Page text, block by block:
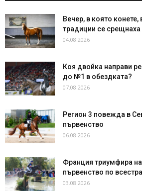
Вечер, в която конете,
традиции се
04.08.2026
Коя двойка направи
до №1 в обездката?
07.08.2026
Регион 3 повежда в
първенство
06.08.2026
Франция триумфира
първенство по
03.08.2026